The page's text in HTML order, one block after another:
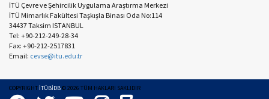
İTÜ Çevre ve Şehircilik Uygulama Araştırma Merkezi
İTÜ Mimarlık Fakültesi Taşkışla Binası Oda No:114
34437 Taksim ISTANBUL
Tel: +90-212-249-28-34
Fax: +90-212-2517831
Email: cevse@itu.edu.tr
COPYRIGHT İTÜBİDB©2026 TÜM HAKLARI SAKLIDIR